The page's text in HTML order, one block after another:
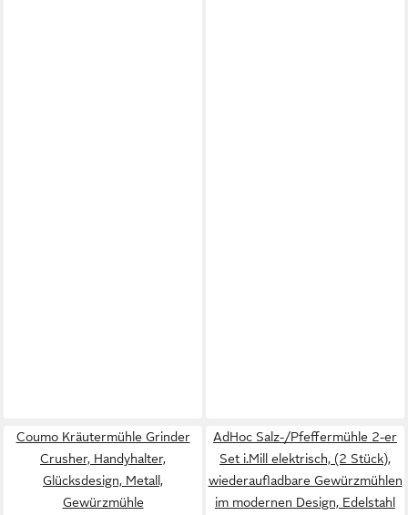
Coumo Kräutermühle Grinder
Crusher, Handyhalter,
Glücksdesign, Metall,
Gewürzmühle
AdHoc Salz-/Pfeffermühle 2-er
Set i.Mill elektrisch, (2 Stück),
wiederaufladbare Gewürzmühlen
im modernen Design, Edelstahl